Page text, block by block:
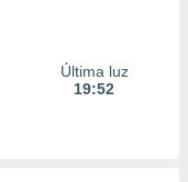
Última luz
19:52